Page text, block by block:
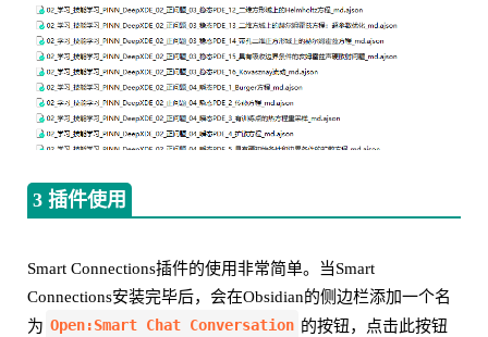
3 插件使用
Smart Connections插件的使用非常简单。当Smart
Connections安装完毕后，会在Obsidian的侧边栏添加一个名
为 Open:Smart Chat Conversation 的按钮，点击此按钮